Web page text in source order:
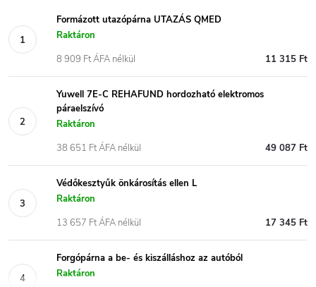
Formázott utazópárna UTAZÁS QMED
Raktáron
11 315 Ft
8 909 Ft ÁFA nélkül
Yuwell 7E-C REHAFUND hordozható elektromos
páraelszívó
Raktáron
49 087 Ft
38 651 Ft ÁFA nélkül
Védőkesztyűk önkárosítás ellen L
Raktáron
17 345 Ft
13 657 Ft ÁFA nélkül
Forgópárna a be- és kiszálláshoz az autóból
Raktáron